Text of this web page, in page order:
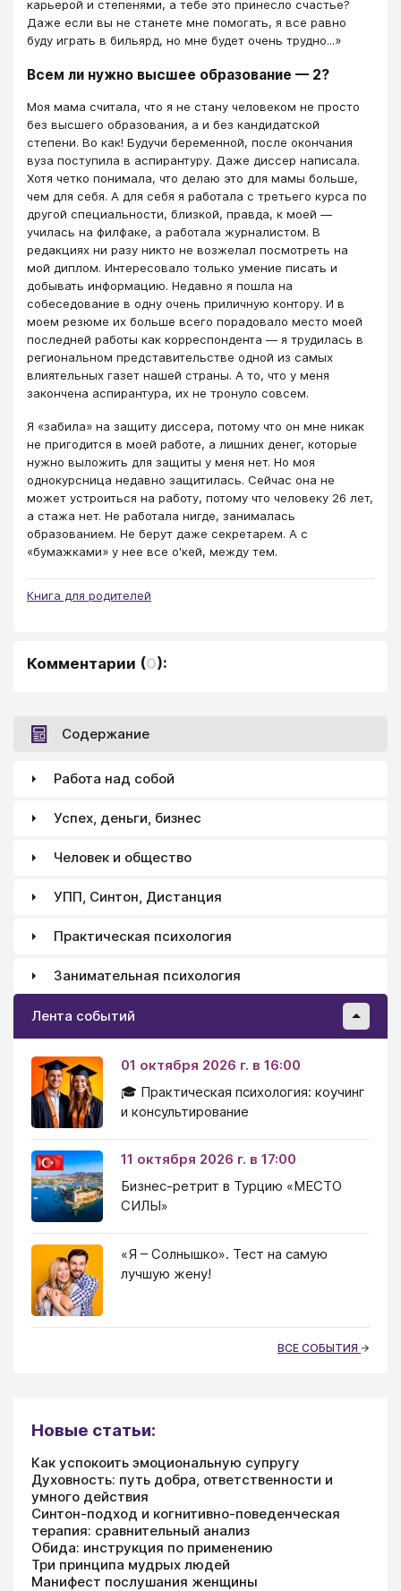
карьерой и степенями, а тебе это принесло счастье?
Даже если вы не станете мне помогать, я все равно
буду играть в бильярд, но мне будет очень трудно...»
Всем ли нужно высшее образование — 2?
Моя мама считала, что я не стану человеком не просто
без высшего образования, а и без кандидатской
степени. Во как! Будучи беременной, после окончания
вуза поступила в аспирантуру. Даже диссер написала.
Хотя четко понимала, что делаю это для мамы больше,
чем для себя. А для себя я работала с третьего курса по
другой специальности, близкой, правда, к моей —
училась на филфаке, а работала журналистом. В
редакциях ни разу никто не возжелал посмотреть на
мой диплом. Интересовало только умение писать и
добывать информацию. Недавно я пошла на
собеседование в одну очень приличную контору. И в
моем резюме их больше всего порадовало место моей
последней работы как корреспондента — я трудилась в
региональном представительстве одной из самых
влиятельных газет нашей страны. А то, что у меня
закончена аспирантура, их не тронуло совсем.
Я «забила» на защиту диссера, потому что он мне никак
не пригодится в моей работе, а лишних денег, которые
нужно выложить для защиты у меня нет. Но моя
однокурсница недавно защитилась. Сейчас она не
может устроиться на работу, потому что человеку 26 лет,
а стажа нет. Не работала нигде, занималась
образованием. Не берут даже секретарем. А с
«бумажками» у нее все о'кей, между тем.
Книга для родителей
Комментарии (0):
Содержание
Работа над собой
Успех, деньги, бизнес
Человек и общество
УПП, Синтон, Дистанция
Практическая психология
Занимательная психология
Лента событий
01 октября 2026 г. в 16:00
🎓 Практическая психология: коучинг
и консультирование
11 октября 2026 г. в 17:00
Бизнес-ретрит в Турцию «МЕСТО
СИЛЫ»
«Я – Солнышко». Тест на самую
лучшую жену!
ВСЕ СОБЫТИЯ
Новые статьи:
Как успокоить эмоциональную супругу
Духовность: путь добра, ответственности и
умного действия
Синтон-подход и когнитивно-поведенческая
терапия: сравнительный анализ
Обида: инструкция по применению
Три принципа мудрых людей
Манифест послушания женщины